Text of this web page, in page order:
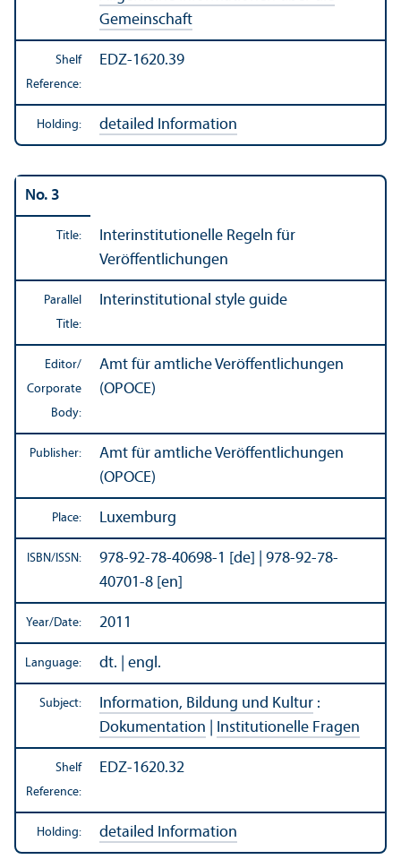
Gemeinschaft
Shelf
Reference:
EDZ-1620.39
Holding: detailed Information
No. 3
Title:
Interinstitutionelle Regeln für
Veröffentlichungen
Parallel
Title:
Interinstitutional style guide
Editor/
Corporate
Body:
Amt für amtliche Veröffentlichungen
(OPOCE)
Publisher:
Amt für amtliche Veröffentlichungen
(OPOCE)
Place: Luxemburg
ISBN/ISSN:
978-92-78-40698-1 [de] | 978-92-78-
40701-8 [en]
Year/Date: 2011
Language: dt. | engl.
Subject: Information, Bildung und Kultur :
Dokumentation
Institutionelle Fragen
Shelf
Reference:
EDZ-1620.32
Holding: detailed Information